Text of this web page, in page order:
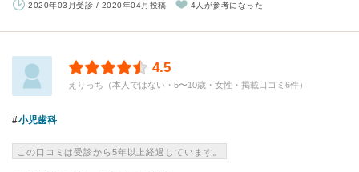
2020年03月受診 / 2020年04月投稿 4人が参考になった
4.5
えりっち（本人ではない・5〜10歳・女性・掲載口コミ6件）
小児歯科
この口コミは受診から5年以上経過しています。